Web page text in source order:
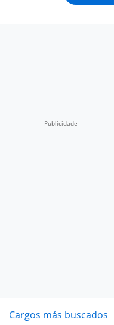
Cargos más buscados